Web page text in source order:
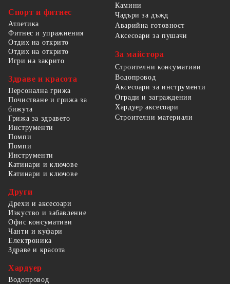
Спорт и фитнес
Атлетика
Фитнес и упражнения
Отдих на открито
Отдих на открито
Игри на закрито
Здраве и красота
Персонална грижа
Почистване и грижа за
бижута
Грижа за здравето
Камини
Чадъри за дъжд
Аварийна готовност
Аксесоари за пушачи
За майстора
Строителни консумативи
Водопровод
Аксесоари за инструменти
Огради и заграждения
Хардуер аксесоари
Строителни материали
Инструменти
Помпи
Помпи
Инструменти
Катинари и ключове
Катинари и ключове
Други
Дрехи и аксесоари
Изкуство и забавление
Офис консумативи
Чанти и куфари
Електроника
Здраве и красота
Хардуер
Водопровод